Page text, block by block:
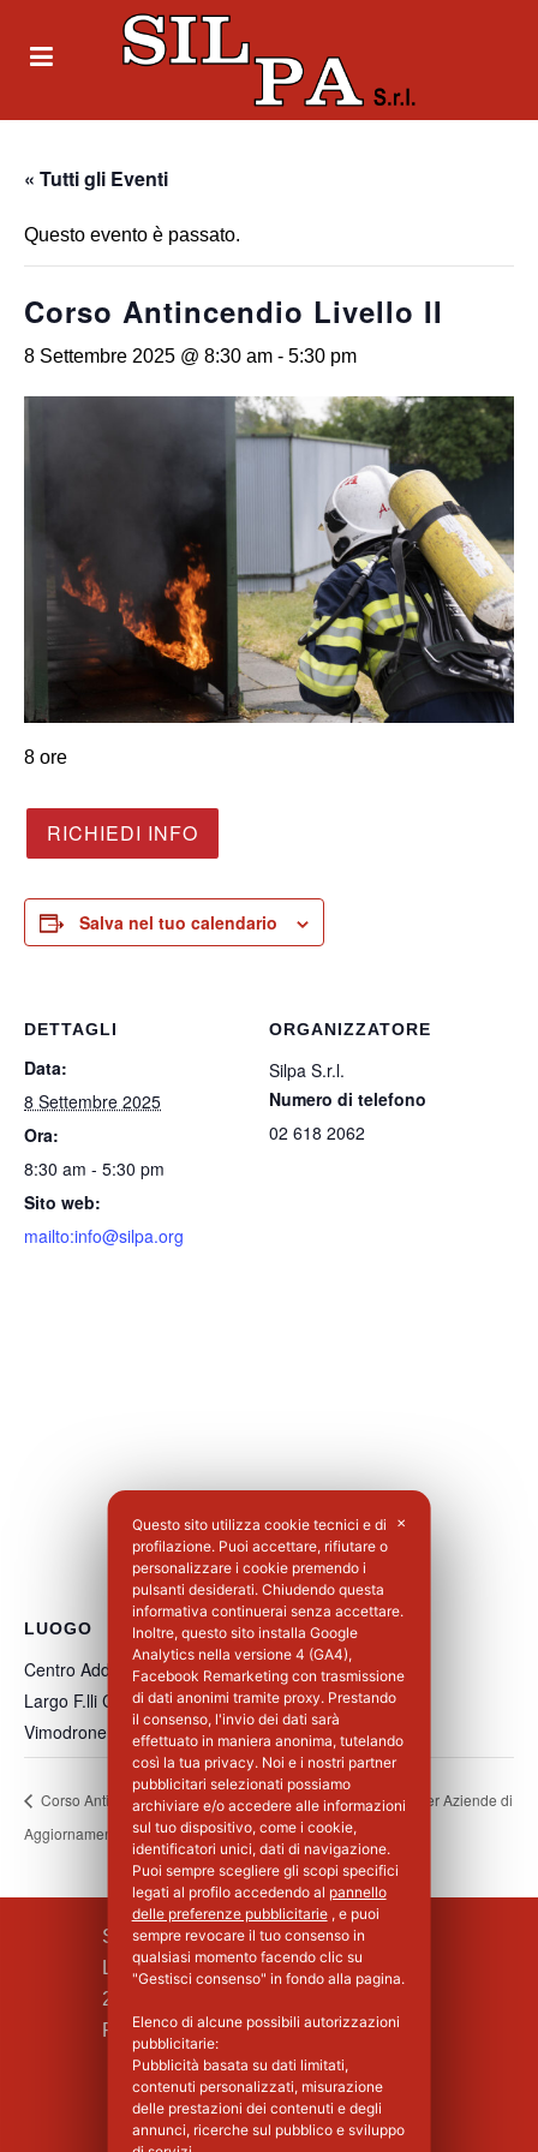
« Tutti gli Eventi
Questo evento è passato.
Corso Antincendio Livello II
8 Settembre 2025 @ 8:30 am - 5:30 pm
8 ore
RICHIEDI INFO
Salva nel tuo calendario
DETTAGLI
Data:
8 Settembre 2025
Ora:
8:30 am - 5:30 pm
Sito web:
mailto:info@silpa.org
ORGANIZZATORE
Silpa S.r.l.
Numero di telefono
02 618 2062
LUOGO
Centro Addestramento Vimodrone
Largo F.lli Cervi, 8
Vimodrone
MI 20900 Italia + Google Maps
Corso Antincendio
Aggiornamento Livello II
Corso Base Primo Soccorso per Aziende di
Gruppo B e C – 1°Giorno
SILPA S.R.L.
Largo F.lli Cervi, 8
20090 Vimodrone (MI)
Piva : 02339750966 - MI 1427008
✕
Questo sito utilizza cookie tecnici e di
profilazione. Puoi accettare, rifiutare o
personalizzare i cookie premendo i
pulsanti desiderati. Chiudendo questa
informativa continuerai senza accettare.
Inoltre, questo sito installa Google
Analytics nella versione 4 (GA4),
Facebook Remarketing con trasmissione
di dati anonimi tramite proxy. Prestando
il consenso, l'invio dei dati sarà
effettuato in maniera anonima, tutelando
così la tua privacy. Noi e i nostri partner
pubblicitari selezionati possiamo
archiviare e/o accedere alle informazioni
sul tuo dispositivo, come i cookie,
identificatori unici, dati di navigazione.
Puoi sempre scegliere gli scopi specifici
legati al profilo accedendo al pannello
delle preferenze pubblicitarie, e puoi
sempre revocare il tuo consenso in
qualsiasi momento facendo clic su
"Gestisci consenso" in fondo alla pagina.
Elenco di alcune possibili autorizzazioni
pubblicitarie:
Pubblicità basata su dati limitati,
contenuti personalizzati, misurazione
delle prestazioni dei contenuti e degli
annunci, ricerche sul pubblico e sviluppo